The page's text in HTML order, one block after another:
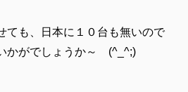
ても、日本に１０台も無いので
かがでしょうか～ (^_^;)